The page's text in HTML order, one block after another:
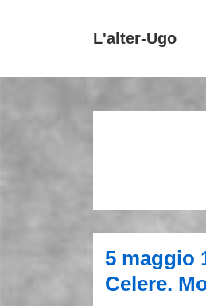
contenuto
L'alter-Ugo
5 maggio
Celere.